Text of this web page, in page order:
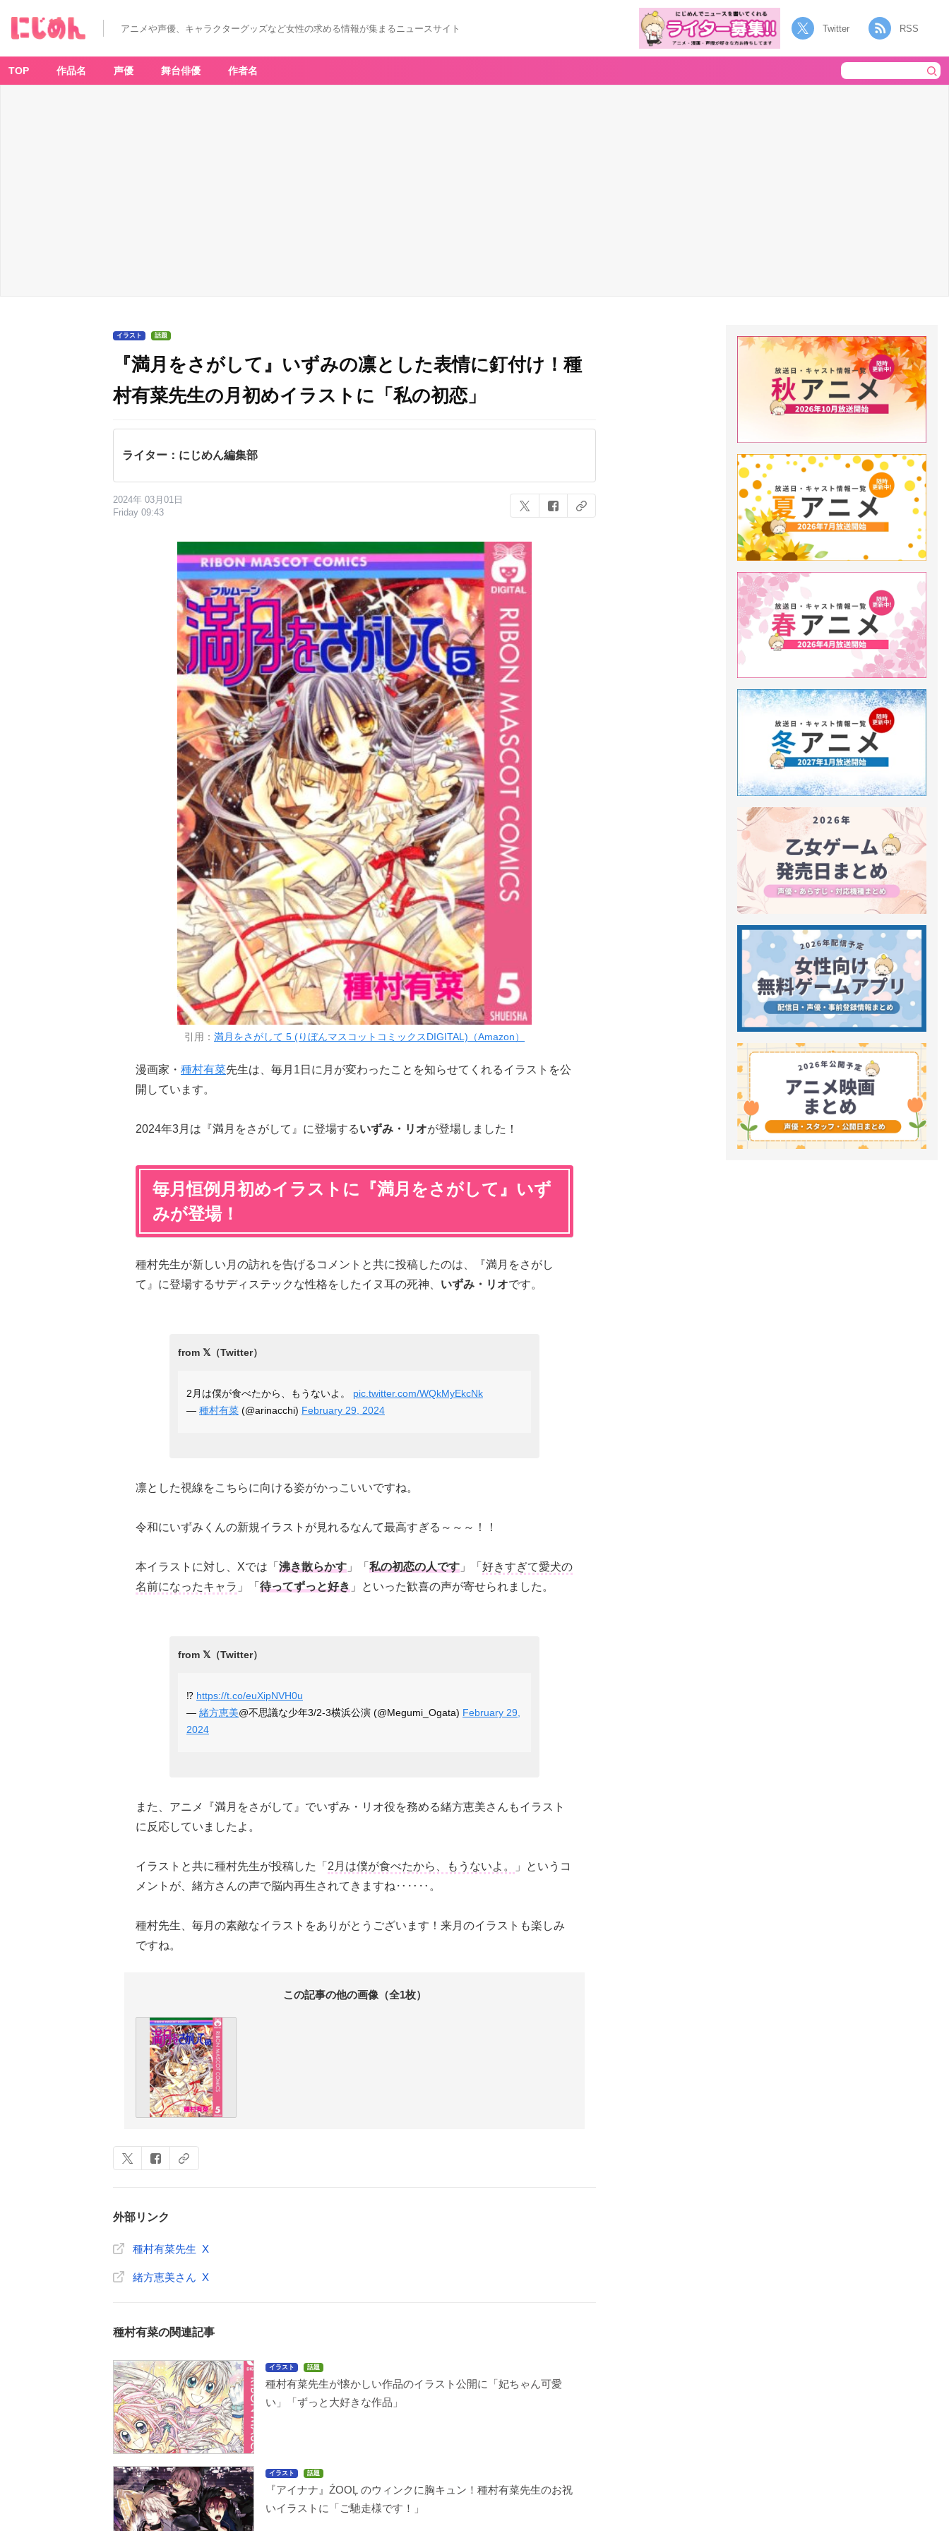
アニメや声優、キャラクターグッズなど女性の求める情報が集まるニュースサイト Twitter RSS
TOP 作品名 声優 舞台俳優 作者名
イラスト 話題
『満月をさがして』いずみの凛とした表情に釘付け！種
村有菜先生の月初めイラストに「私の初恋」
ライター：にじめん編集部
2024年 03月01日
Friday 09:43
引用： 満月をさがして 5 (りぼんマスコットコミックスDIGITAL)（Amazon）
漫画家・ 種村有菜先生は、毎月1日に月が変わったことを知らせてくれるイラストを公
開しています。
2024年3月は『満月をさがして』に登場するいずみ・リオが登場しました！
毎月恒例月初めイラストに『満月をさがして』いず
みが登場！
種村先生が新しい月の訪れを告げるコメントと共に投稿したのは、『満月をさがし
て』に登場するサディステックな性格をしたイヌ耳の死神、 いずみ・リオです。
2月は僕が食べたから、もうないよ。 pic.twitter.com/WQkMyEkcNk
— 種村有菜 (@arinacchi) February 29, 2024
凛とした視線をこちらに向ける姿がかっこいいですね。
令和にいずみくんの新規イラストが見れるなんて最高すぎる～～～！！
本イラストに対し、Xでは「 沸き散らかす 」「 私の初恋の人です 」「 好きすぎて愛犬の
名前になったキャラ 」「 待ってずっと好き 」といった歓喜の声が寄せられました。
⁉️ https://t.co/euXipNVH0u
— 緒方恵美@不思議な少年3/2-3横浜公演 (@Megumi_Ogata) February 29,
2024
また、アニメ『満月をさがして』でいずみ・リオ役を務める緒方恵美さんもイラスト
に反応していましたよ。
イラストと共に種村先生が投稿した「 2月は僕が食べたから、もうないよ。
」というコ
メントが、緒方さんの声で脳内再生されてきますね‥‥‥。
種村先生、毎月の素敵なイラストをありがとうございます！来月のイラストも楽しみ
ですね。
この記事の他の画像（全1枚）
外部リンク
種村有菜先生 X
緒方恵美さん X
種村有菜の関連記事
イラスト 話題
種村有菜先生が懐かしい作品のイラスト公開に「妃ちゃん可愛
い」「ずっと大好きな作品」
イラスト 話題
『アイナナ』ŹOOĻ のウィンクに胸キュン！種村有菜先生のお祝
いイラストに「ご馳走様です！」